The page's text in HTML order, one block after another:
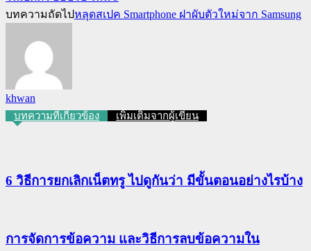
บทความถัดไปหลุดสเปค Smartphone ฝาผับตัวใหม่จาก Samsung
khwan
บทความที่เกี่ยวข้อง เพิ่มเติมจากผู้เขียน
6 วิธีการยกเลิกเน็ตทรู ไปดูกันว่า มีขั้นตอนอย่างไรบ้าง
การจัดการข้อความ และวิธีการลบข้อความใน